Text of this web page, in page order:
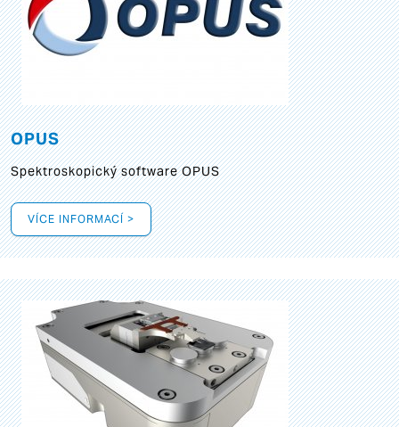
OPUS
Spektroskopický software OPUS
VÍCE INFORMACÍ >